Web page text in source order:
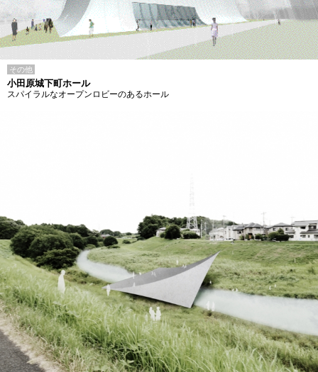
その他
小田原城下町ホール
スパイラルなオープンロビーのあるホール